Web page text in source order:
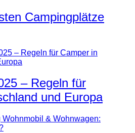
Campingplätze
– Regeln für
und Europa